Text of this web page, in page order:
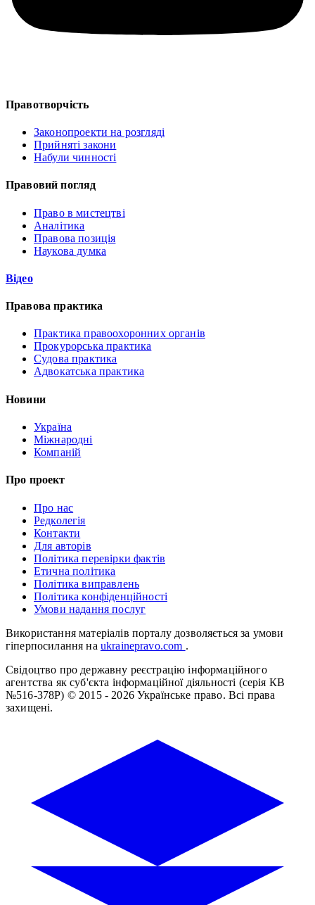
Правотворчість
Законопроекти на розгляді
Прийняті закони
Набули чинності
Правовий погляд
Право в мистецтві
Аналітика
Правова позиція
Наукова думка
Відео
Правова практика
Практика правоохоронних органів
Прокурорська практика
Судова практика
Адвокатська практика
Новини
Україна
Міжнародні
Компаній
Про проект
Про нас
Редколегія
Контакти
Для авторів
Політика перевірки фактів
Етична політика
Політика виправлень
Політика конфіденційності
Умови надання послуг
Використання матеріалів порталу дозволяється за умови
гіперпосилання на ukrainepravo.com .
Свідоцтво про державну реєстрацію інформаційного
агентства як суб'єкта інформаційної діяльності (серія КВ
№516-378Р) © 2015 - 2026 Українське право. Всі права
захищені.